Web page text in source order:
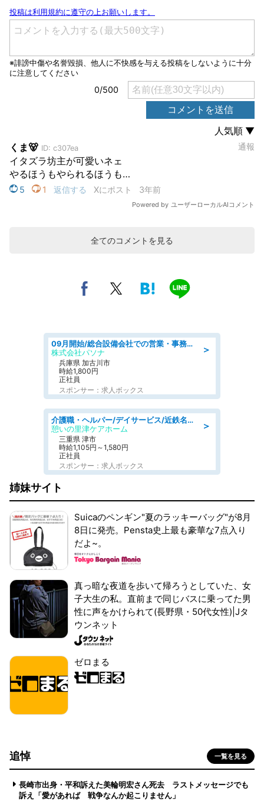
全てのコメントを見る
＞
09月開始/総合設備会社での営業・事務のお仕事/車通勤可/賞与あり/営業/営業事務
株式会社パソナ
兵庫県 加古川市
時給1,800円
正社員
スポンサー：求人ボックス
＞
介護職・ヘルパー/デイサービス/近鉄名古屋線 高田本山/津市/三重県
憩いの里津ケアホーム
三重県 津市
時給1,105円～1,580円
正社員
スポンサー：求人ボックス
姉妹サイト
Suicaのペンギン"夏のラッキーバッグ"が8月
8日に発売。Pensta史上最も豪華な7点入り
だよ~。
真っ暗な夜道を歩いて帰ろうとしていた、女
子大生の私。直前まで同じバスに乗ってた男
性に声をかけられて(長野県・50代女性)|Jタ
ウンネット
ゼロまる
追悼 一覧を見る
長崎市出身・平和訴えた美輪明宏さん死去 ラストメッセージでも
訴え「愛があれば 戦争なんか起こりません」